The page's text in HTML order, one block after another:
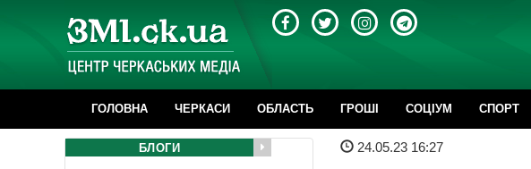
ГОЛОВНА ЧЕРКАСИ ОБЛАСТЬ ГРОШІ CОЦІУМ СПОРТ
24.05.23 16:27
БЛОГИ